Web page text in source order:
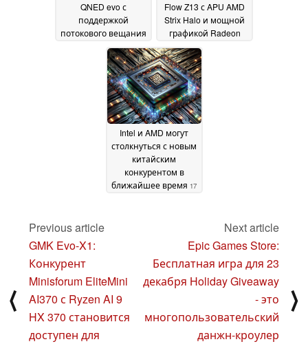
QNED evo с
поддержкой
потокового вещания
True Wireless 4K и
AMD FreeSync
19 December
2024
Flow Z13 с APU AMD
Strix Halo и мощной
графикой Radeon
8060S18 December 2024
Intel и AMD могут
столкнуться с новым
китайским
конкурентом в
ближайшее время 17
⟨
Previous article
GMK Evo-X1:
Конкурент
Minisforum EliteMini
AI370 с Ryzen AI 9
HX 370 становится
доступен для
Next article
Epic Games Store:
Бесплатная игра для 23
декабря Holiday Giveaway
- это
многопользовательский
данжн-кроулер
⟩